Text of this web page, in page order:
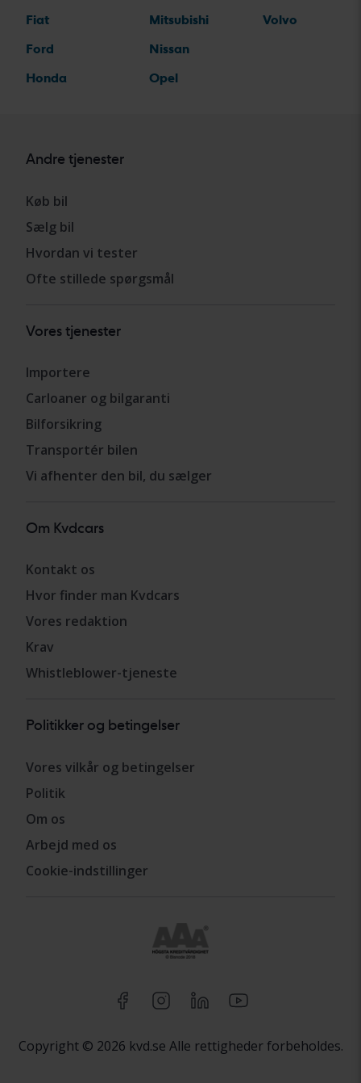
Fiat
Ford
Honda
Mitsubishi
Nissan
Opel
Volvo
Andre tjenester
Køb bil
Sælg bil
Hvordan vi tester
Ofte stillede spørgsmål
Vores tjenester
Importere
Carloaner og bilgaranti
Bilforsikring
Transportér bilen
Vi afhenter den bil, du sælger
Om Kvdcars
Kontakt os
Hvor finder man Kvdcars
Vores redaktion
Krav
Whistleblower-tjeneste
Politikker og betingelser
Vores vilkår og betingelser
Politik
Om os
Arbejd med os
Cookie-indstillinger
Copyright © 2026 kvd.se Alle rettigheder forbeholdes.